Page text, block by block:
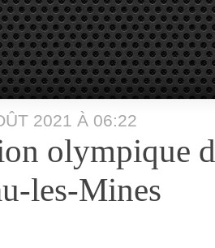
2021 À 06:22
olympique
les-Mines